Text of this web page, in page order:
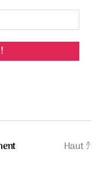
Haut↑